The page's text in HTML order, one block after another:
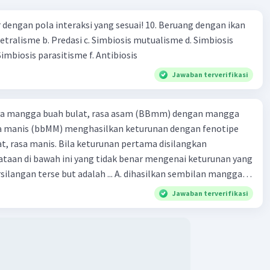
pola interaksi yang sesuai! 10. Beruang dengan ikan
b. Predasi c. Simbiosis mutualisme d. Simbiosis
parasitisme f. Antibiosis
Jawaban terverifikasi
mangga buah bulat, rasa asam (BBmm) dengan mangga
manis (bbMM) menghasilkan keturunan dengan fenotipe
rasa manis. Bila keturunan pertama disilangkan
di bawah ini yang tidak benar mengenai keturunan yang
but adalah ... A. dihasilkan sembilan mangga
asam C.
rasa manis D. dihasi lkan tiga mangga buah
Jawaban terverifikasi